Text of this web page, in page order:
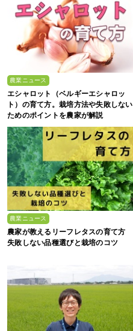
農業ニュース
エシャロット（ベルギーエシャロッ
ト）の育て方。栽培方法や失敗しない
ためのポイントを農家が解説
農業ニュース
農家が教えるリーフレタスの育て方
失敗しない品種選びと栽培のコツ